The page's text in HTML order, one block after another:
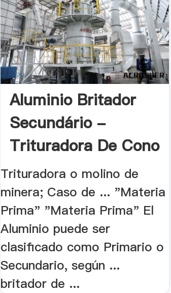
Aluminio Britador
Secundário -
Trituradora De Cono
Trituradora o molino de
minera; Caso de ... "Materia
Prima" "Materia Prima" El
Aluminio puede ser
clasificado como Primario o
Secundario, según ...
britador de ...